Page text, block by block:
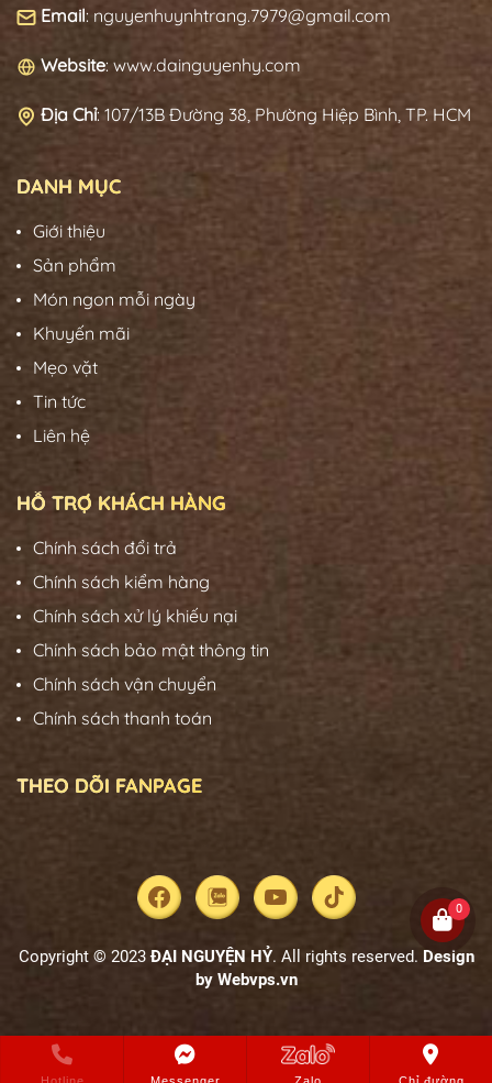
Email: nguyenhuynhtrang.7979@gmail.com
Website: www.dainguyenhy.com
Địa Chỉ: 107/13B Đường 38, Phường Hiệp Bình, TP. HCM
DANH MỤC
Giới thiệu
Sản phẩm
Món ngon mỗi ngày
Khuyến mãi
Mẹo vặt
Tin tức
Liên hệ
HỖ TRỢ KHÁCH HÀNG
Chính sách đổi trả
Chính sách kiểm hàng
Chính sách xử lý khiếu nại
Chính sách bảo mật thông tin
Chính sách vận chuyển
Chính sách thanh toán
THEO DÕI FANPAGE
Copyright © 2023ĐẠI NGUYỆN HỶ. All rights reserved. Design
by Webvps.vn
0
Hotline Messenger Zalo Chỉ đường